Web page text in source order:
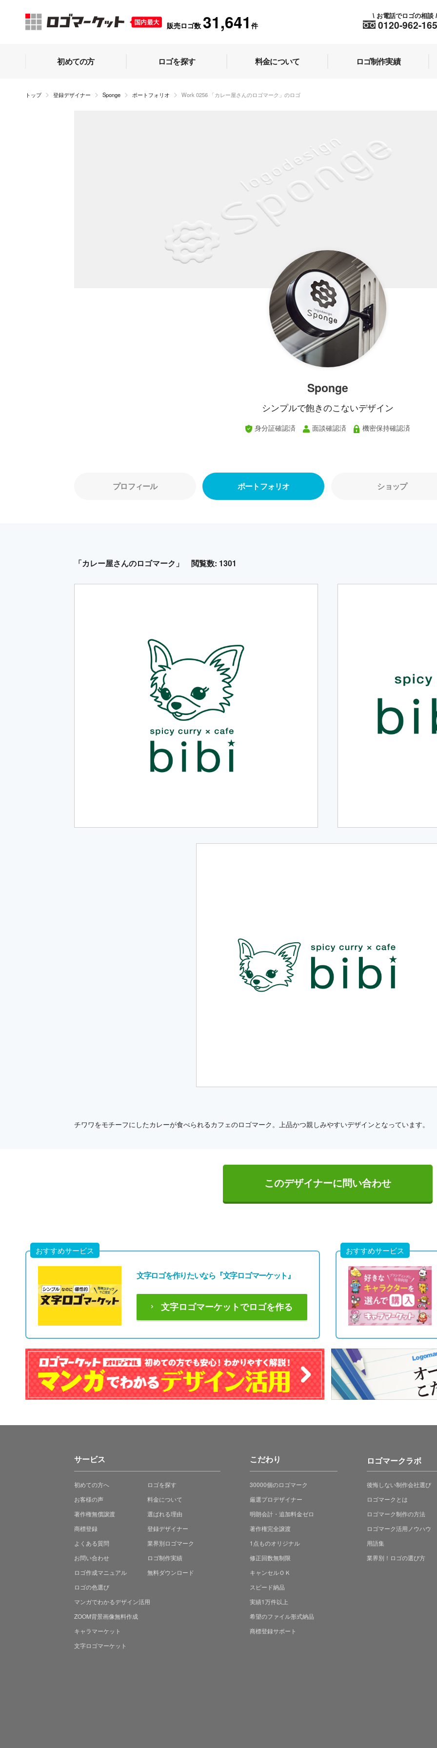
販売ロゴ数 31,641 件 0120-962-165
\ お電話でロゴの相談 /
初めての方 ロゴを探す 料金について ロゴ制作実績
トップ 登録デザイナー Sponge ポートフォリオ Work 0256 「カレー屋さんのロゴマーク」のロゴ
Sponge
シンプルで飽きのこないデザイン
身分証確認済 面談確認済 機密保持確認済
プロフィール ポートフォリオ ショップ
「カレー屋さんのロゴマーク」 閲覧数: 1301
チワワをモチーフにしたカレーが食べられるカフェのロゴマーク。上品かつ親しみやすいデザインとなっています。
このデザイナーに問い合わせ
おすすめサービス
文字ロゴを作りたいなら 『文字ロゴマーケット』
文字ロゴマーケットでロゴを作る
おすすめサービス
サービス
初めての方へ
ロゴを探す
お客様の声
料金について
著作権無償譲渡
選ばれる理由
商標登録
登録デザイナー
よくある質問
業界別ロゴマーク
お問い合わせ
ロゴ制作実績
ロゴ作成マニュアル
無料ダウンロード
ロゴの色選び
マンガでわかるデザイン活用
ZOOM背景画像無料作成
キャラマーケット
文字ロゴマーケット
こだわり
30000個のロゴマーク
厳選プロデザイナー
明朗会計・追加料金ゼロ
著作権完全譲渡
1点ものオリジナル
修正回数無制限
キャンセルＯＫ
スピード納品
実績1万件以上
希望のファイル形式納品
商標登録サポート
ロゴマークラボ
後悔しない制作会社選び
ロゴマークとは
ロゴマーク制作の方法
ロゴマーク活用ノウハウ
用語集
業界別！ロゴの選び方